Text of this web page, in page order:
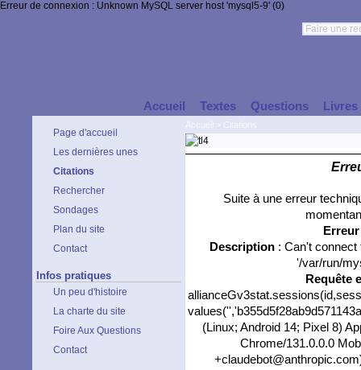
Erreur de connexion : Unknown MySQL server host 'mysql5-9' (0)
Accueil Textes Questions Livres
Page d'accueil
Les dernières unes
Citations
Rechercher
Sondages
Plan du site
Contact
Infos pratiques
Un peu d'histoire
La charte du site
Foire Aux Questions
Contact
Suite à une erreur
Description: Can't connect
'/var/run/
Requête
(Linux; Android 14; Pixel 8)
Chrome/131.0.0.0